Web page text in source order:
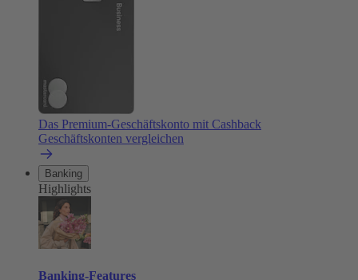
Das Premium-Geschäftskonto mit Cashback
Geschäftskonten vergleichen
Banking
Highlights
Banking-Features